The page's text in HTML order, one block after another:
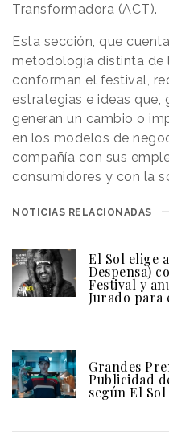
Transformadora (ACT).
Esta sección, que
metodología distinta de
conforman el festival,
estrategias e ideas que,
generan un cambio o
en los modelos de
compañía con sus
consumidores y con la
NOTICIAS RELACIONADAS
El Sol elige
Despensa)
Festival y
Jurado para
Grandes
Publicidad
según El Sol